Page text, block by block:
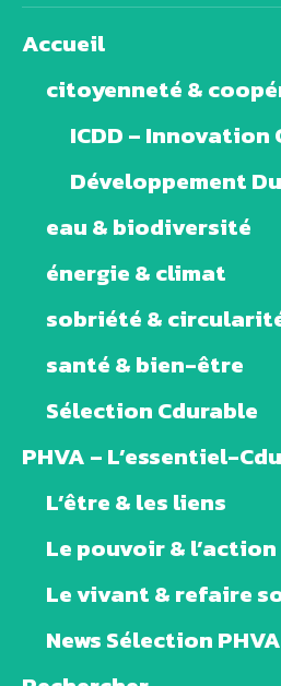
Accueil
citoyenneté &
ICDD –
Développement
eau & biodiversité
énergie & climat
sobriété &
santé & bien-être
Sélection Cdurable
PHVA – L’essentiel-
L’être & les liens
Le pouvoir &
Le vivant & refaire
News Sélection PHVA